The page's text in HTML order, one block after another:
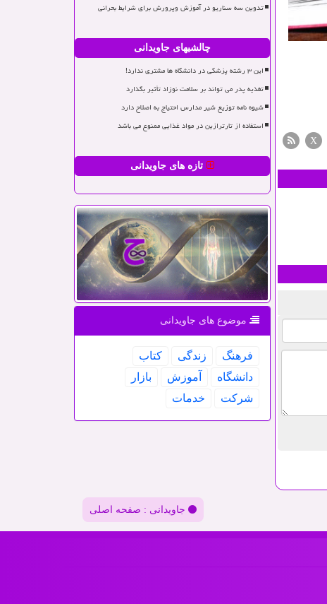
X
تدوین سه سناریو در آموزش وپرورش برای شرایط بحرانی
چالشیهای جاویدانی
این ۳ رشته پزشکی در دانشگاه ها مشتری ندارد!
تغذیه پدر می تواند بر سلامت نوزاد تأثیر بگذارد
شیوه نامه توزیع شیر مدارس احتیاج به اصلاح دارد
استفاده از تارترازین در مواد غذایی ممنوع می باشد
تازه های جاویدانی
موضوع های جاویدانی
فرهنگ زندگی
كتاب
دانشگاه
آموزش
بازار
شركت
خدمات
جاویدانی : صفحه اصلی